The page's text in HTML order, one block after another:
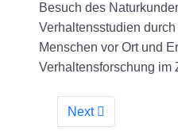
Besuch des
Verhaltensstudien
Menschen vor Ort und
Verhaltensforschung im
Next